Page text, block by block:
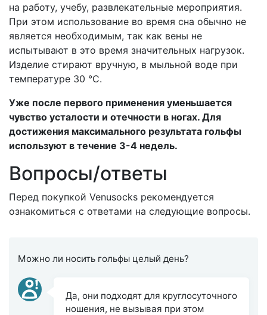
на работу, учебу, развлекательные мероприятия.
При этом использование во время сна обычно не
является необходимым, так как вены не
испытывают в это время значительных нагрузок.
Изделие стирают вручную, в мыльной воде при
температуре 30 °C.
Уже после первого применения уменьшается
чувство усталости и отечности в ногах. Для
достижения максимального результата гольфы
используют в течение 3-4 недель.
Вопросы/ответы
Перед покупкой Venusocks рекомендуется
ознакомиться с ответами на следующие вопросы.
Можно ли носить гольфы целый день?
Да, они подходят для круглосуточного
ношения, не вызывая при этом